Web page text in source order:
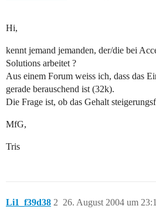
Hi,
kennt jemand jemanden, der/die bei
Solutions arbeitet ?
Aus einem Forum weiss ich, dass das
gerade berauschend ist (32k).
Die Frage ist, ob das Gehalt
MfG,
Tris
Li1_f39d38 26. August 2004 um
2